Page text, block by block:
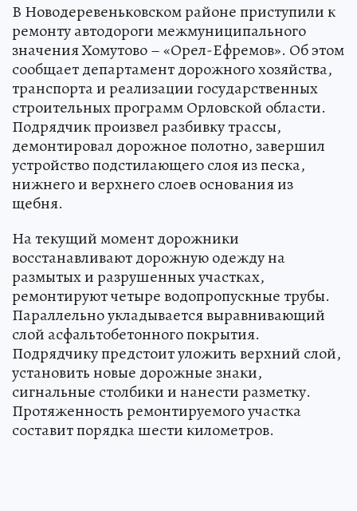
В Новодеревеньковском районе приступили к
ремонту автодороги межмуниципального
значения Хомутово – «Орел-Ефремов». Об этом
сообщает департамент дорожного хозяйства,
транспорта и реализации государственных
строительных программ Орловской области.
Подрядчик произвел разбивку трассы,
демонтировал дорожное полотно, завершил
устройство подстилающего слоя из песка,
нижнего и верхнего слоев основания из
щебня.
На текущий момент дорожники
восстанавливают дорожную одежду на
размытых и разрушенных участках,
ремонтируют четыре водопропускные трубы.
Параллельно укладывается выравнивающий
слой асфальтобетонного покрытия.
Подрядчику предстоит уложить верхний слой,
установить новые дорожные знаки,
сигнальные столбики и нанести разметку.
Протяженность ремонтируемого участка
составит порядка шести километров.